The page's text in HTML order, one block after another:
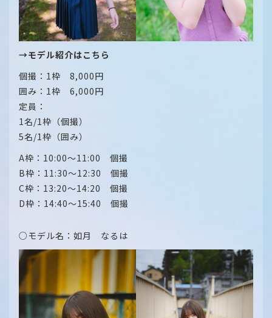
→モデル紹介はこちら
個撮：1枠 8,000円
囲み：1枠 6,000円
定員：
1名/1枠（個撮）
5名/1枠（囲み）
A枠：10:00～11:00 個撮
B枠：11:30～12:30 個撮
C枠：13:20～14:20 個撮
D枠：14:40～15:40 個撮
○モデル名：如月 なるは